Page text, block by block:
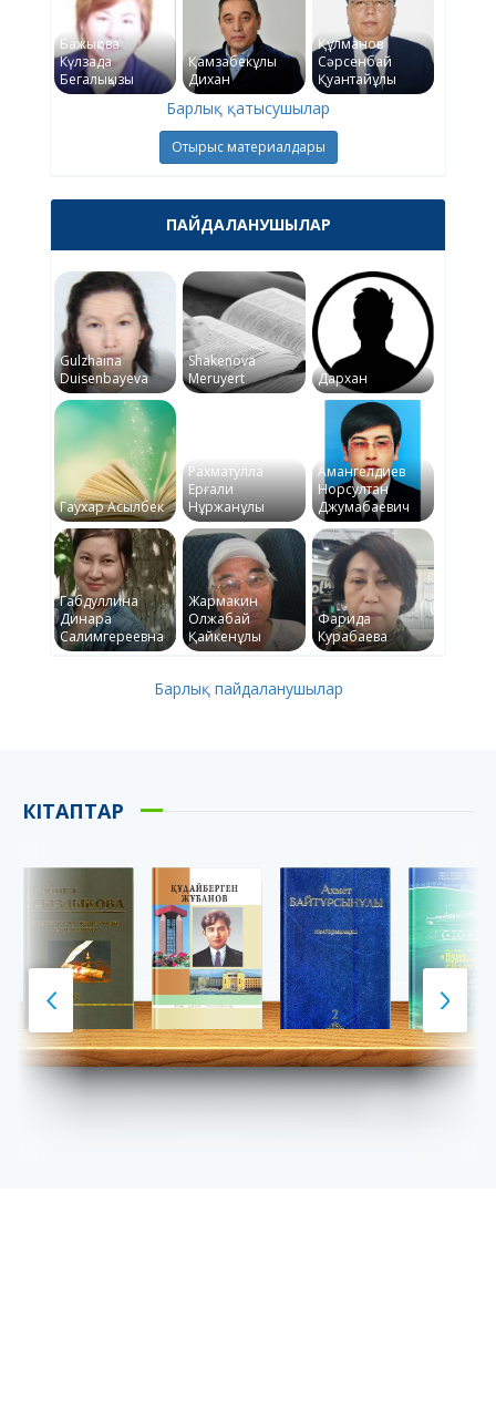
Бажықова
Күлзада
Бегалықызы
Қамзабекұлы
Дихан
Құлманов
Сәрсенбай
Қуантайұлы
Барлық қатысушылар
Отырыс материалдары
ПАЙДАЛАНУШЫЛАР
Gulzhaina
Duisenbayeva
Shakenova
Meruyert
Дархан
Гаухар Асылбек
Рахматулла
Ерғали
Нұржанұлы
Амангелдиев
Норсултан
Джумабаевич
Габдуллина
Динара
Салимгереевна
Жармакин
Олжабай
Қайкенұлы
Фарида
Курабаева
Барлық пайдаланушылар
КІТАПТАР